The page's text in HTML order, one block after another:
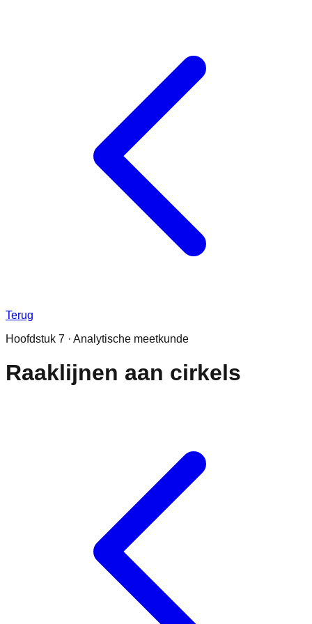
Terug
Hoofdstuk 7 · Analytische meetkunde
Raaklijnen aan cirkels